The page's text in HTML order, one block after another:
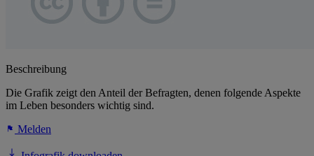
Beschreibung
Die Grafik zeigt den Anteil der Befragten, denen folgende Aspekte
im Leben besonders wichtig sind.
Melden